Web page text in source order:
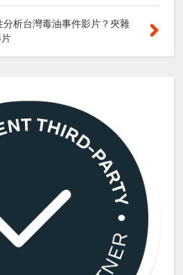
分析台灣毒油事件影片？夾雜